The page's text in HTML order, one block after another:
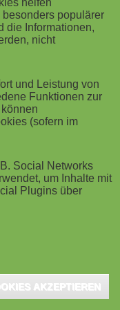
helfen
populärer
die Informationen,
nicht
und Leistung von
Funktionen zur
(sofern im
Social Networks
um Inhalte mit
Plugins über
AKZEPTIEREN